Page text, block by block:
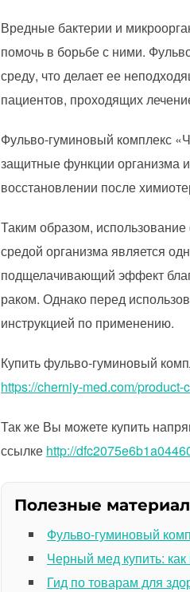
Вредные бактерии и
помочь в борьбе с ними.
среду, что делает ее
пациентов, проходящих
Фульво-гуминовый комплекс
защитные функции организма
восстановлении после
Таким образом,
средой организма является
подщелачивающий эффект
раком. Однако перед
инструкцией по применению.
Купить фульво-гуминовый
https://cherniy-med.com/
Так же Вы можете купить
ссылке http://
Полезные
Фульво-гуминовый
Черный мед купить:
Гид по товарам для